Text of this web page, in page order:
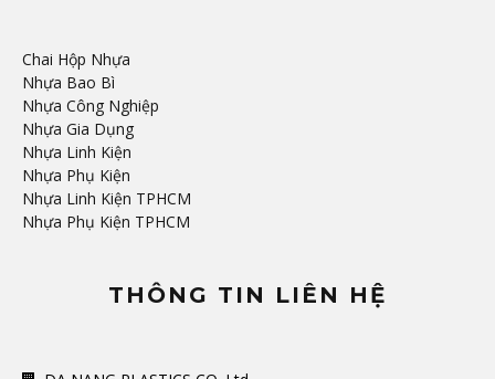
Chai Hộp Nhựa
Nhựa Bao Bì
Nhựa Công Nghiệp
Nhựa Gia Dụng
Nhựa Linh Kiện
Nhựa Phụ Kiện
Nhựa Linh Kiện TPHCM
Nhựa Phụ Kiện TPHCM
THÔNG TIN LIÊN HỆ